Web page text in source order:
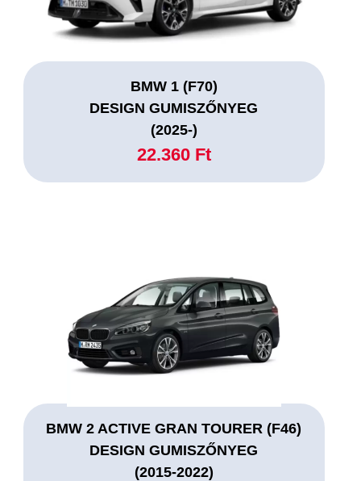
BMW 1 (F70)
DESIGN GUMISZŐNYEG
(2025-)
22.360 Ft
BMW 2 ACTIVE GRAN TOURER (F46)
DESIGN GUMISZŐNYEG
(2015-2022)